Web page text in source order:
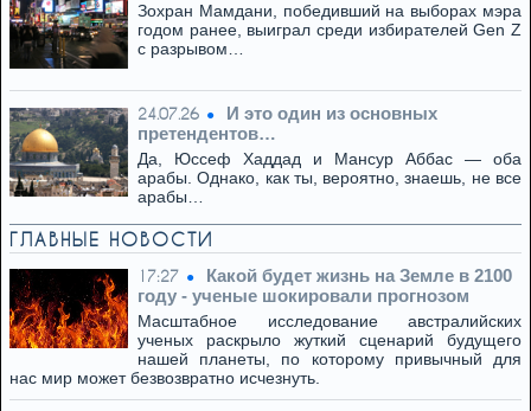
Зохран Мамдани, победивший на выборах мэра
годом ранее, выиграл среди избирателей Gen Z
с разрывом…
24.07.26
И это один из основных
претендентов…
Да, Юссеф Хаддад и Мансур Аббас — оба
арабы. Однако, как ты, вероятно, знаешь, не все
арабы…
ГЛАВНЫЕ НОВОСТИ
17:27
Какой будет жизнь на Земле в 2100
году - ученые шокировали прогнозом
Масштабное исследование австралийских
ученых раскрыло жуткий сценарий будущего
нашей планеты, по которому привычный для
нас мир может безвозвратно исчезнуть.